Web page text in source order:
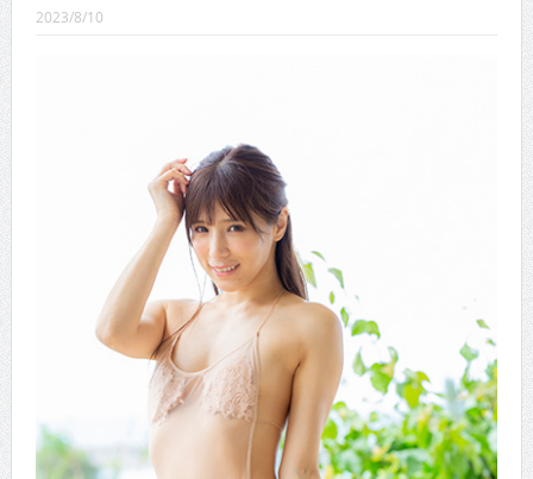
CINEMA×STYLE 285号
CINEMA×STYLE 294号
2023/8/10